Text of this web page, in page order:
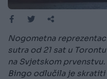
Nogometna
sutra od 21 sat u
na Svjetskom
Bingo odlučila je